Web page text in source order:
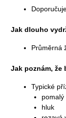
Jak dlouho
Průměrná
Jak poznám, že
Typické
pomalý
hluk